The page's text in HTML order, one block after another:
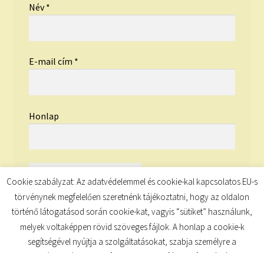
Név*
E-mail cím *
Honlap
Cookie szabályzat: Az adatvédelemmel és cookie-kal kapcsolatos EU-s
törvénynek megfelelően szeretnénk tájékoztatni, hogy az oldalon
történő látogatásod során cookie-kat, vagyis “sütiket” használunk,
melyek voltaképpen rövid szöveges fájlok. A honlap a cookie-k
segítségével nyújtja a szolgáltatásokat, szabja személyre a